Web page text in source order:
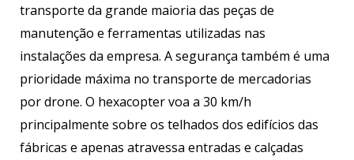
transporte da grande maioria das peças de
manutenção e ferramentas utilizadas nas
instalações da empresa. A segurança também é uma
prioridade máxima no transporte de mercadorias
por drone. O hexacopter voa a 30 km/h
principalmente sobre os telhados dos edifícios das
fábricas e apenas atravessa entradas e calçadas